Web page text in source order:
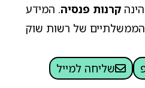
קרנות פנסיה. המידע
של רשות שוק
שליחה למייל